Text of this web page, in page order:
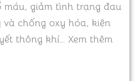
máu, giảm tình trạng đau
chống oxy hóa, kiện
thông khí… Xem thêm